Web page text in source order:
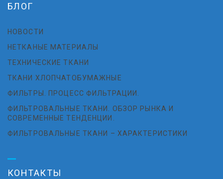
БЛОГ
НОВОСТИ
НЕТКАНЫЕ МАТЕРИАЛЫ
ТЕХНИЧЕСКИЕ ТКАНИ
ТКАНИ ХЛОПЧАТОБУМАЖНЫЕ
ФИЛЬТРЫ. ПРОЦЕСС ФИЛЬТРАЦИИ.
ФИЛЬТРОВАЛЬНЫЕ ТКАНИ. ОБЗОР РЫНКА И
СОВРЕМЕННЫЕ ТЕНДЕНЦИИ.
ФИЛЬТРОВАЛЬНЫЕ ТКАНИ – ХАРАКТЕРИСТИКИ
КОНТАКТЫ